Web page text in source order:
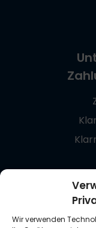
Wir verwenden